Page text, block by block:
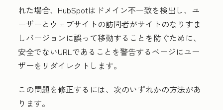
れた場合、HubSpotはドメイン不一致を検出し、ユ
ーザーとウェブサイトの訪問者がサイトのなりすま
しバージョンに誤って移動することを防ぐために、
安全でないURLであることを警告するページにユー
ザーをリダイレクトします。
この問題を修正するには、次のいずれかの方法があ
ります。